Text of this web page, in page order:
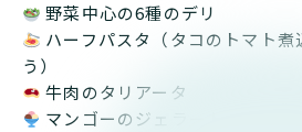
野菜中心の6種のデリ
ハーフパスタ（タコのトマト煮
う）
牛肉のタリアータ
マンゴーのジェラート